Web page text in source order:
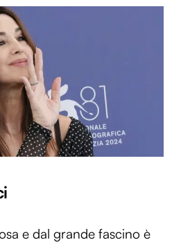
e dal grande fascino è